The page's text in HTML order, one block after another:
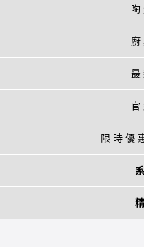
陶
廚
最
官
限 時 優